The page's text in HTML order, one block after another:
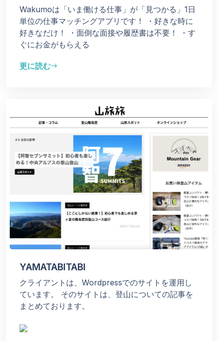
Wakumoは「いま働ける仕事」が「見つかる」1日
単位の仕事マッチングアプリです！
・好きな時に
好きなだけ！
・面倒な面接や履歴書は不要！
・す
ぐにお金がもらえる
更に読むeast
YAMATABITABI
クライアントは、Wordpressでのサイトを運用し
ています。 そのサイトは、登山についての記事を
まとめております。